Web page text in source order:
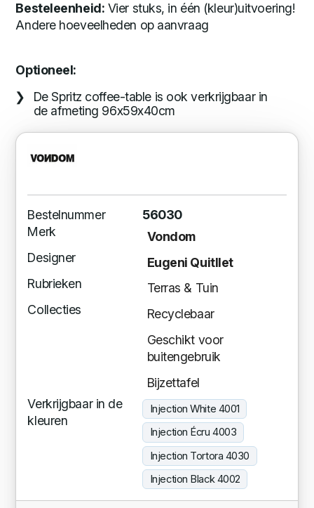
Besteleenheid: Vier stuks, in één (kleur)uitvoering!
Andere hoeveelheden op aanvraag
Optioneel:
De Spritz coffee-table is ook verkrijgbaar in
de afmeting 96x59x40cm
Bestelnummer
56030
Merk
Vondom
Designer
Eugeni Quitllet
Rubrieken
Terras & Tuin
Collecties
Recyclebaar
Geschikt voor
buitengebruik
Bijzettafel
Verkrijgbaar in de
kleuren
Injection White 4001
Injection Écru 4003
Injection Tortora 4030
Injection Black 4002